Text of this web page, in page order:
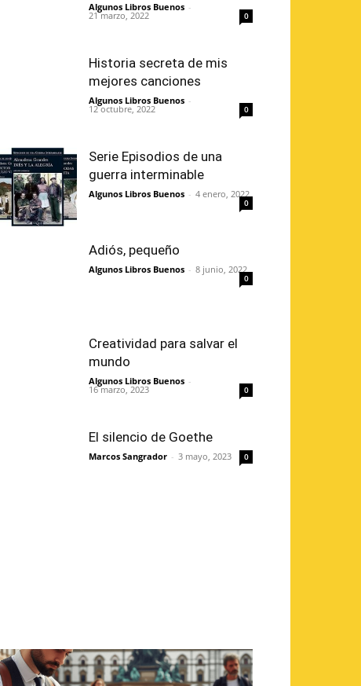
Algunos Libros Buenos -
21 marzo, 2022 0
Historia secreta de mis
mejores canciones
Algunos Libros Buenos -
12 octubre, 2022 0
Serie Episodios de una
guerra interminable
Algunos Libros Buenos - 4 enero, 2022
0
Adiós, pequeño
Algunos Libros Buenos - 8 junio, 2022
0
Creatividad para salvar el
mundo
Algunos Libros Buenos -
16 marzo, 2023 0
El silencio de Goethe
Marcos Sangrador - 3 mayo, 2023 0